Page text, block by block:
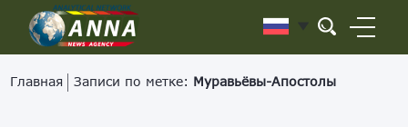
Главная Записи по метке: Муравьёвы-Апостолы